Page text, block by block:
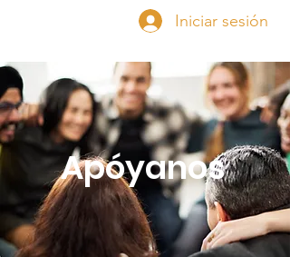
Iniciar sesión
Apóyanos